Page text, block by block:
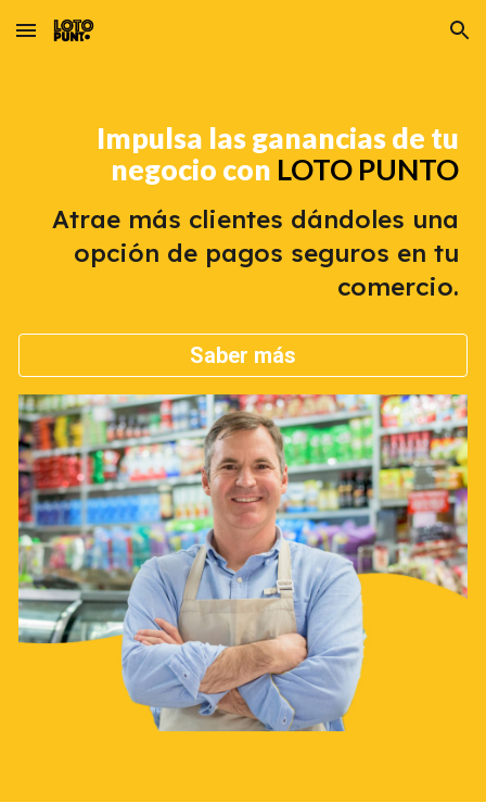
Skip to main content Skip to navigation
Impulsa las ganancias de tu
negocio con LOTO PUNTO
Atrae más clientes dándoles una
opción de pagos seguros en tu
comercio.
Saber más